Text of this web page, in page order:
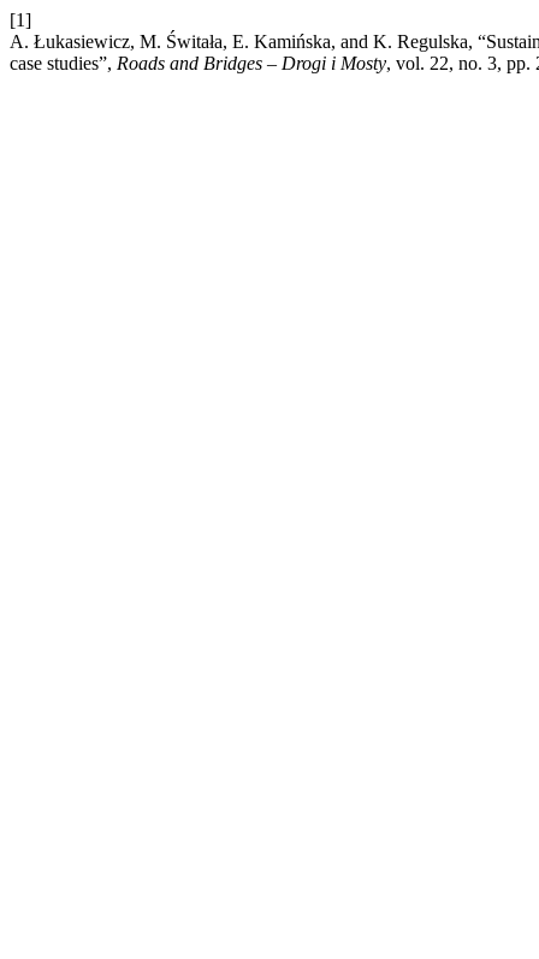
[1]
A. Łukasiewicz, M. Świtała, E. Kamińska, and K. Regulska,
case studies”, Roads and Bridges – Drogi i Mosty, vol. 22, no. 3, pp.